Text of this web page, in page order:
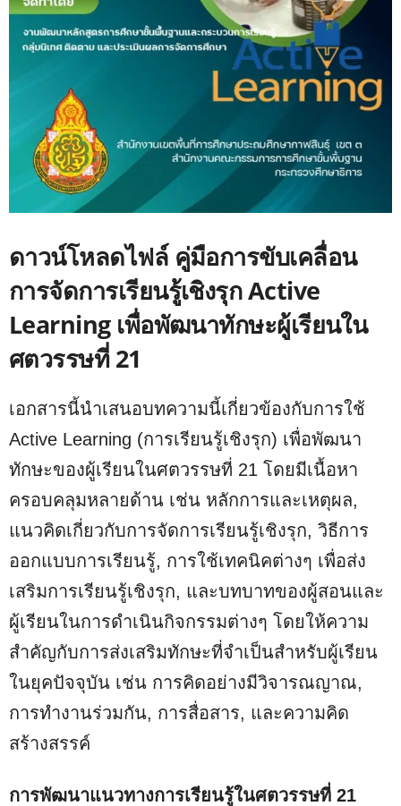
ดาวน์โหลดไฟล์ คู่มือการขับเคลื่อน
การจัดการเรียนรู้เชิงรุก Active
Learning เพื่อพัฒนาทักษะผู้เรียนใน
ศตวรรษที่ 21
เอกสารนี้นำเสนอบทความนี้เกี่ยวข้องกับการใช้
Active Learning (การเรียนรู้เชิงรุก) เพื่อพัฒนา
ทักษะของผู้เรียนในศตวรรษที่ 21 โดยมีเนื้อหา
ครอบคลุมหลายด้าน เช่น หลักการและเหตุผล,
แนวคิดเกี่ยวกับการจัดการเรียนรู้เชิงรุก, วิธีการ
ออกแบบการเรียนรู้, การใช้เทคนิคต่างๆ เพื่อส่ง
เสริมการเรียนรู้เชิงรุก, และบทบาทของผู้สอนและ
ผู้เรียนในการดำเนินกิจกรรมต่างๆ โดยให้ความ
สำคัญกับการส่งเสริมทักษะที่จำเป็นสำหรับผู้เรียน
ในยุคปัจจุบัน เช่น การคิดอย่างมีวิจารณญาณ,
การทำงานร่วมกัน, การสื่อสาร, และความคิด
สร้างสรรค์
การพัฒนาแนวทางการเรียนรู้ในศตวรรษที่ 21